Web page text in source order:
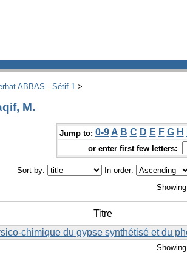
ABBAS - Sétif 1 >
M.
Jump to: 0-9 A B C D E F G H
or enter first few letters:
Sort by: In order:
Titre
chimique du gypse synthétisé et du